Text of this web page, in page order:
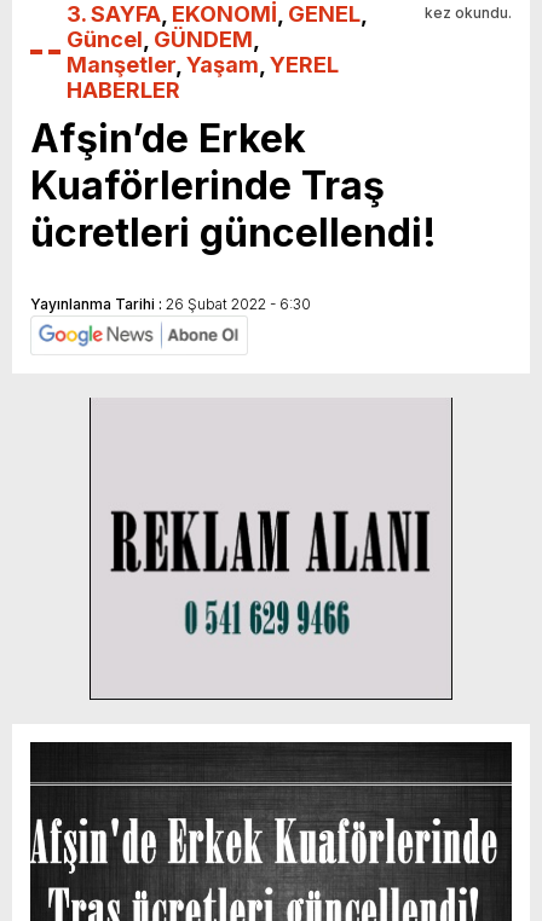
3. SAYFA EKONOMİ GENEL
Güncel GÜNDEM
Manşetler Yaşam YEREL
HABERLER
kez okundu.
Afşin’de Erkek
Kuaförlerinde Traş
ücretleri güncellendi!
Yayınlanma Tarihi : 26 Şubat 2022 - 6:30